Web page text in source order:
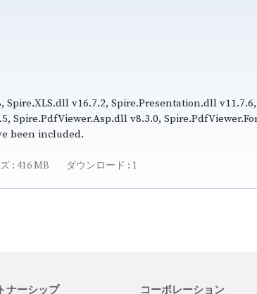
v16.7.2, Spire.Presentation.dll v11.7.6,
Spire.PdfViewer.Asp.dll v8.3.0,
been included.
416 MB ダウンロード 1
ナーシップ コーポレーション